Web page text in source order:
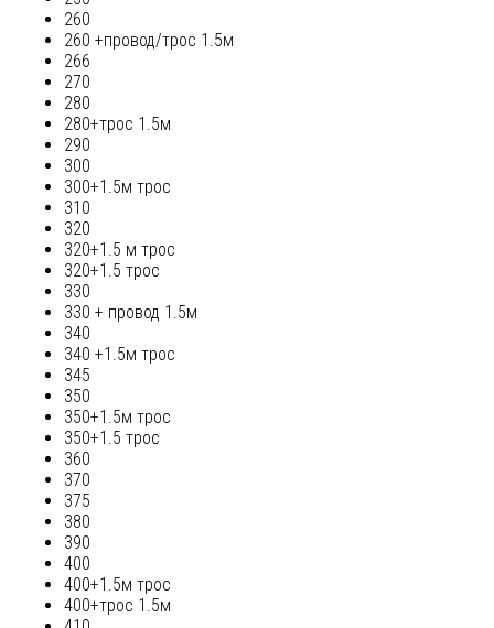
260
260 +провод/трос 1.5м
266
270
280
280+трос 1.5м
290
300
300+1.5м трос
310
320
320+1.5 м трос
320+1.5 трос
330
330 + провод 1.5м
340
340 +1.5м трос
345
350
350+1.5м трос
350+1.5 трос
360
370
375
380
390
400
400+1.5м трос
400+трос 1.5м